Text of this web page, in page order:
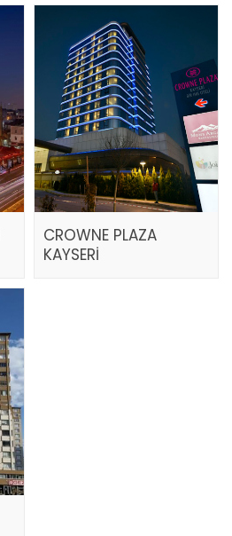
CROWNE PLAZA
KAYSERİ